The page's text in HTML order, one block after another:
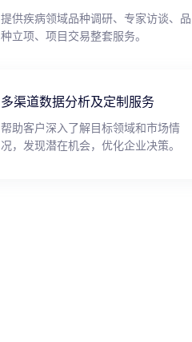
提供疾病领域品种调研、专家访谈、品
种立项、项目交易整套服务。
多渠道数据分析及定制服务
帮助客户深入了解目标领域和市场情
况，发现潜在机会，优化企业决策。